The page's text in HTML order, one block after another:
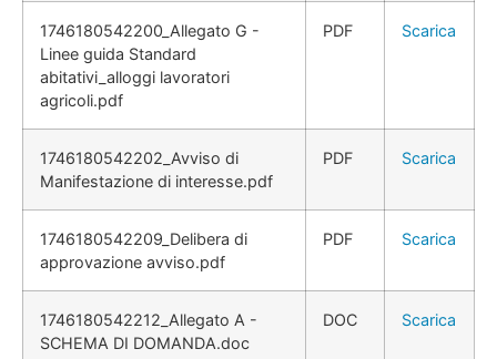
1746180542200_Allegato G -
Linee guida Standard
abitativi_alloggi lavoratori
agricoli.pdf
PDF Scarica
1746180542202_Avviso di
Manifestazione di interesse.pdf
PDF Scarica
1746180542209_Delibera di
approvazione avviso.pdf
PDF Scarica
1746180542212_Allegato A -
SCHEMA DI DOMANDA.doc
DOC Scarica